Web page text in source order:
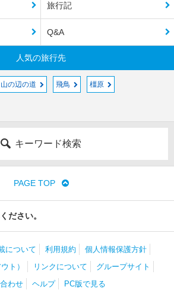
旅行記
Q&A
人気の旅行先
の辺の道 飛鳥 橿原
キーワード検索
PAGE TOP
ださい。
について 利用規約
個人情報保護方針
ト）
リンクについて
グループサイト
わせ
ヘルプ PC版で見る